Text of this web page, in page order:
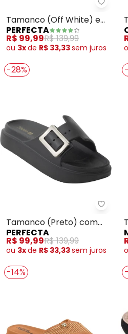
Tamanco (Off White) em
Eva Super Leve
PERFECTA
R$ 99,99R$ 139,99
ou 3xde R$ 33,33sem juros
-28%
Tamanco (Preto) com
Detalhe de Fivela
PERFECTA
R$ 99,99R$ 139,99
ou 3xde R$ 33,33sem juros
-14%